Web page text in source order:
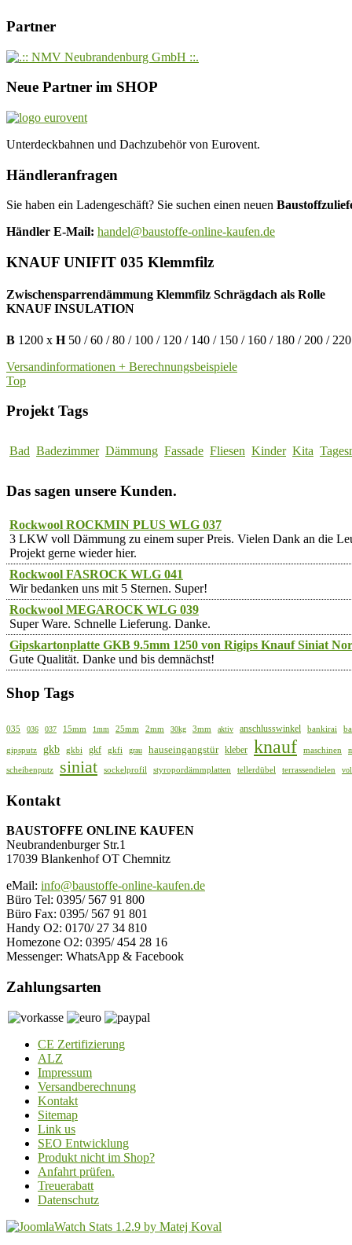
Partner
Neue Partner im SHOP
Unterdeckbahnen und Dachzubehör von Eurovent.
Händleranfragen
Sie haben ein Ladengeschäft? Sie suchen einen neuen
Händler E-Mail: handel@baustoffe-online-kaufen.de
KNAUF UNIFIT 035 Klemmfilz
Zwischensparrendämmung Klemmfilz Schrägdach als Rolle
KNAUF INSULATION
B 1200 x H50 / 60 / 80 / 100 / 120 / 140 / 150 / 160 / 180 / 200 /
Versandinformationen + Berechnungsbeispiele
Top
Projekt Tags
Bad Badezimmer Dämmung Fassade Fliesen Kinder Kita
Das sagen unsere Kunden.
Rockwool ROCKMIN PLUS WLG 037
3 LKW voll Dämmung zu einem super Preis. Vielen Dank an die
Projekt gerne wieder hier.
Rockwool FASROCK WLG 041
Wir bedanken uns mit 5 Sternen. Super!
Rockwool MEGAROCK WLG 039
Super Ware. Schnelle Lieferung. Danke.
Gipskartonplatte GKB 9.5mm 1250 von Rigips Knauf Siniat
Gute Qualität. Danke und bis demnächst!
Shop Tags
035 036 037 15mm 1mm 25mm 2mm 30kg 3mm aktiv anschlusswinkel bankirai
gipsputz gkb gkbi gkf gkfi grau hauseingangstür kleber knauf maschinen
scheibenputz siniat sockelprofil styropordämmplatten tellerdübel terrassendielen
Kontakt
BAUSTOFFE ONLINE KAUFEN
Neubrandenburger Str.1
17039 Blankenhof OT Chemnitz
eMail: info@baustoffe-online-kaufen.de
Büro Tel: 0395/ 567 91 800
Büro Fax: 0395/ 567 91 801
Handy O2: 0170/ 27 34 810
Homezone O2: 0395/ 454 28 16
Messenger: WhatsApp & Facebook
Zahlungsarten
CE Zertifizierung
ALZ
Impressum
Versandberechnung
Kontakt
Sitemap
Link us
SEO Entwicklung
Produkt nicht im Shop?
Anfahrt prüfen.
Treuerabatt
Datenschutz